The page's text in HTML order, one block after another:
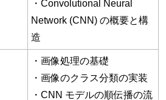
・Convolutional Neural
Network (CNN) の概要と構
造
・画像処理の基礎
・画像のクラス分類の実装
・CNN モデルの順伝播の流